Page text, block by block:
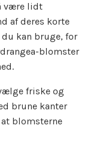
være lidt
af deres korte
kan bruge, for
blomster
friske og
brune kanter
blomsterne